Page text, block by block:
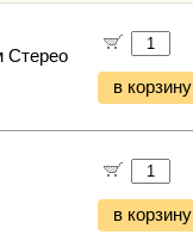
Стерео
в корзину
в корзину